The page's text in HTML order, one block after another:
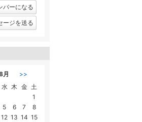
バーになる
ージを送る
月
>>
水 木 金 土
1
5 6 7
8
12 13 14 15